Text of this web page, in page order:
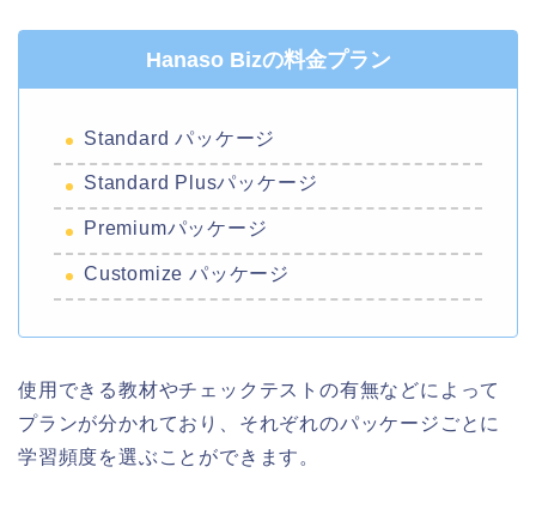
Hanaso Bizの料金プラン
Standard パッケージ
Standard Plusパッケージ
Premiumパッケージ
Customize パッケージ
使用できる教材やチェックテストの有無などによって
プランが分かれており、それぞれのパッケージごとに
学習頻度を選ぶことができます。